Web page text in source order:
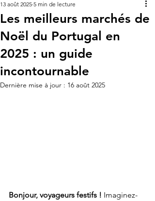
Les meilleurs marchés de
Noël du Portugal en
2025 : un guide
incontournable
13 août 2025 5 min de lecture
Dernière mise à jour : 16 août 2025
Bonjour, voyageurs festifs ! Imaginez-